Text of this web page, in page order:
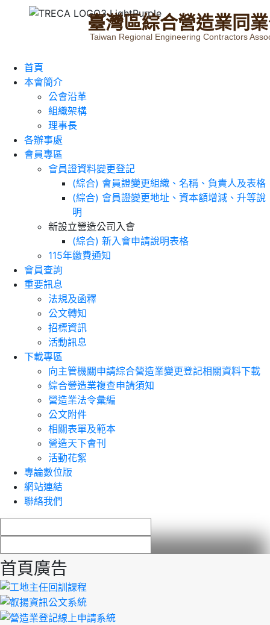
臺灣區綜合營造業同業
Taiwan Regional Engineering Contractors
首頁
本會簡介
公會沿革
組織架構
理事長
各辦事處
會員專區
會員證資料變更登記
(綜合) 會員證變更組織、名稱、負責人及表格
(綜合) 會員證變更地址、資本額增減、升等說
明
新設立營造公司入會
(綜合) 新入會申請說明表格
115年繳費通知
會員查詢
重要訊息
法規及函釋
公文轉知
招標資訊
活動訊息
下載專區
向主管機關申請綜合營造業變更登記相關資料下載
綜合營造業複查申請須知
營造業法令彙編
公文附件
相關表單及範本
營造天下會刊
活動花絮
專論數位版
網站連結
聯絡我們
首頁廣告